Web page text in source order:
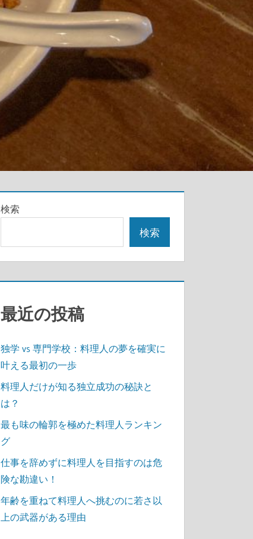
検索
検索
最近の投稿
独学 vs 専門学校：料理人の夢を確実に
叶える最初の一歩
料理人だけが知る独立成功の秘訣と
は？
最も味の輪郭を極めた料理人ランキン
グ
仕事を辞めずに料理人を目指すのは危
険な勘違い！
年齢を重ねて料理人へ挑むのに若さ以
上の武器がある理由